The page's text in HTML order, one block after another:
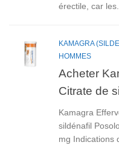
érectile, car les...
KAMAGRA
HOMMES
Acheter
Citrate de
Kamagra
sildénafil
mg Indications